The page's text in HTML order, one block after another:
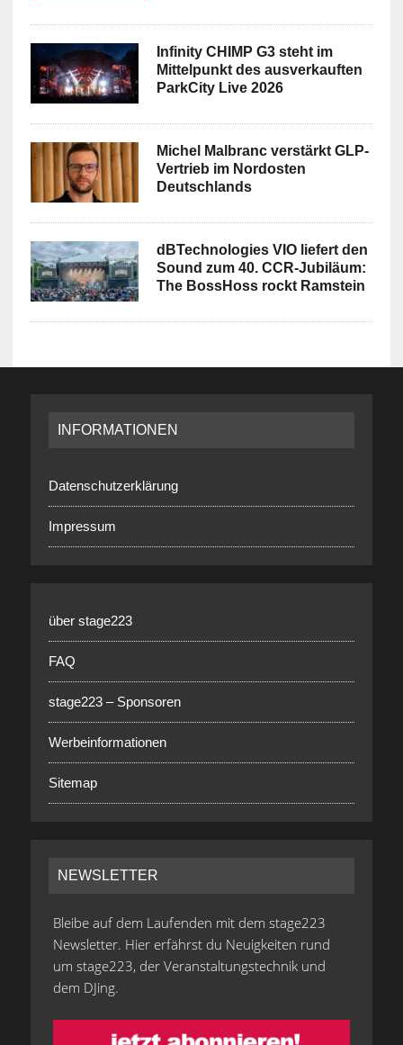
Infinity CHIMP G3 steht im
Mittelpunkt des ausverkauften
ParkCity Live 2026
Michel Malbranc verstärkt GLP-
Vertrieb im Nordosten
Deutschlands
dBTechnologies VIO liefert den
Sound zum 40. CCR-Jubiläum:
The BossHoss rockt Ramstein
INFORMATIONEN
Datenschutzerklärung
Impressum
über stage223
FAQ
stage223 – Sponsoren
Werbeinformationen
Sitemap
NEWSLETTER
Bleibe auf dem Laufenden mit dem stage223
Newsletter. Hier erfährst du Neuigkeiten rund
um stage223, der Veranstaltungstechnik und
dem DJing.